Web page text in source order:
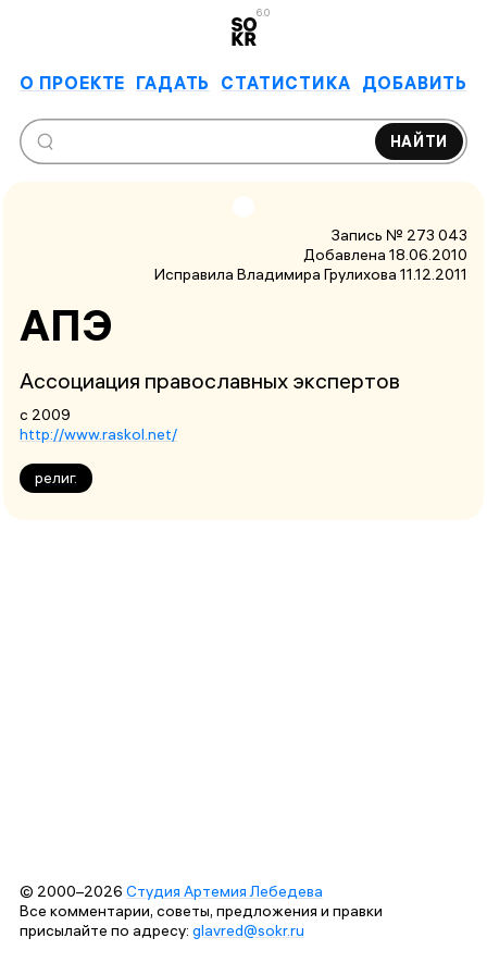
6.0
О ПРОЕКТЕ ГАДАТЬ СТАТИСТИКА ДОБАВИТЬ
НАЙТИ
Запись № 273 043
Добавлена 18.06.2010
Исправила Владимира Грулихова 11.12.2011
АПЭ
Ассоциация православных экспертов
с 2009
http://www.raskol.net/
религ.
© 2000–2026 Студия Артемия Лебедева
Все комментарии, советы, предложения и правки
присылайте по адресу: glavred@sokr.ru